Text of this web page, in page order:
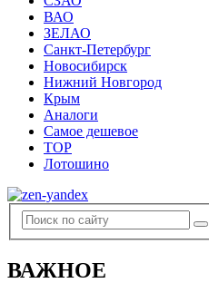
ВАО
ЗЕЛАО
Санкт-Петербург
Новосибирск
Нижний Новгород
Крым
Аналоги
Самое дешевое
TOP
Лотошино
ВАЖНОЕ